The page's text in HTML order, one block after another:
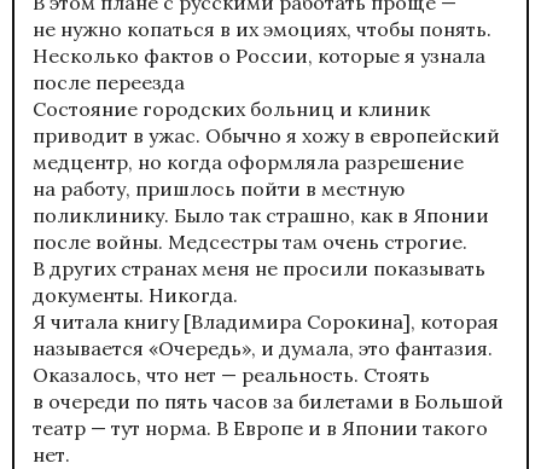
не нужно копаться в их эмоциях, чтобы понять.
Несколько фактов о России, которые я узнала
после переезда
Состояние городских больниц и клиник
приводит в ужас. Обычно я хожу в европейский
медцентр, но когда оформляла разрешение
на работу, пришлось пойти в местную
поликлинику. Было так страшно, как в Японии
после войны. Медсестры там очень строгие.
В других странах меня не просили показывать
документы. Никогда.
Я читала книгу [Владимира Сорокина], которая
называется «Очередь», и думала, это фантазия.
Оказалось, что нет — реальность. Стоять
в очереди по пять часов за билетами в Большой
театр — тут норма. В Европе и в Японии такого
нет.